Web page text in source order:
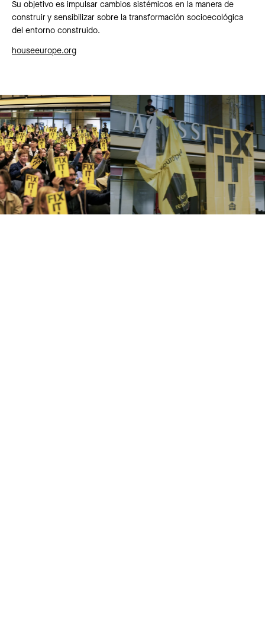
Su objetivo es impulsar cambios sistémicos en la manera de
construir y sensibilizar sobre la transformación socioecológica
del entorno construido.
houseeurope.org